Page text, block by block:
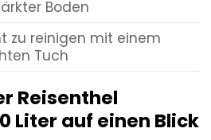
Boden
zu reinigen mit einem
Tuch
Reisenthel
Liter auf einen Blick